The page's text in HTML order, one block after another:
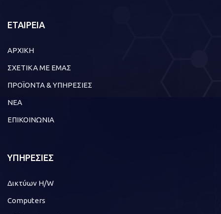
ΕΤΑΙΡΕΙΑ
ΑΡΧΙΚΗ
ΣΧΕΤΙΚΑ ΜΕ ΕΜΑΣ
ΠΡΟΪΟΝΤΑ & ΥΠΗΡΕΣΙΕΣ
ΝΕΑ
ΕΠΙΚΟΙΝΩΝΙΑ
ΥΠΗΡΕΣΙΕΣ
Δικτύων H/W
Computers